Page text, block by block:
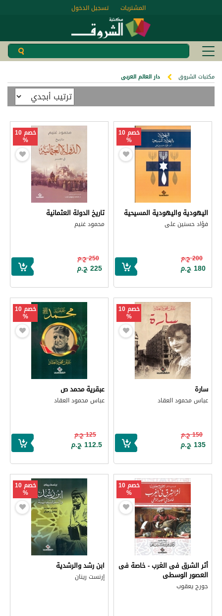
تسجيل الدخول المشتريات
مكتبات الشروق دار العالم العربى
خصم 10
%
اليهودية واليهودية المسيحية
فؤاد حسنين على
200 ج.م
180 ج.م
خصم 10
%
تاريخ الدولة العثمانية
محمود غنيم
250 ج.م
225 ج.م
خصم 10
%
سارة
عباس محمود العقاد
150 ج.م
135 ج.م
خصم 10
%
عبقرية محمد ص
عباس محمود العقاد
125 ج.م
112.5 ج.م
خصم 10
%
أثر الشرق فى الغرب - خاصة فى
العصور الوسطى
جورج يعقوب
خصم 10
%
ابن رشد والرشدية
إرنست رينان